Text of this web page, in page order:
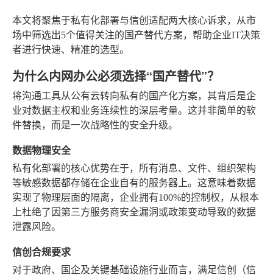
本文将聚焦于私有化部署与信创适配两大核心诉求，从市
场中筛选出5个值得关注的国产替代方案，帮助企业IT决策
者进行快速、精准的选型。
为什么内网办公必须选择“国产替代”？
将沟通工具从公有云转向私有的国产化方案，其背后是企
业对数据主权和业务连续性的深层考量。这并非简单的软
件替换，而是一次战略性的安全升级。
数据物理安全
私有化部署的核心优势在于，所有消息、文件、组织架构
等敏感数据都存储在企业自有的服务器上。这意味着数据
实现了物理层面的隔离，企业拥有100%的控制权，从根本
上杜绝了因第三方服务商安全漏洞或政策变动导致的数据
泄露风险。
信创合规要求
对于政府、国企及关键基础设施行业而言，满足信创（信